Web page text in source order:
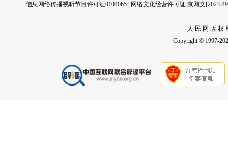
信息网络传播视听节目许可证0104065 网络文化经营许可证 京网文
人 民 网 版 权
Copyright © 1997-